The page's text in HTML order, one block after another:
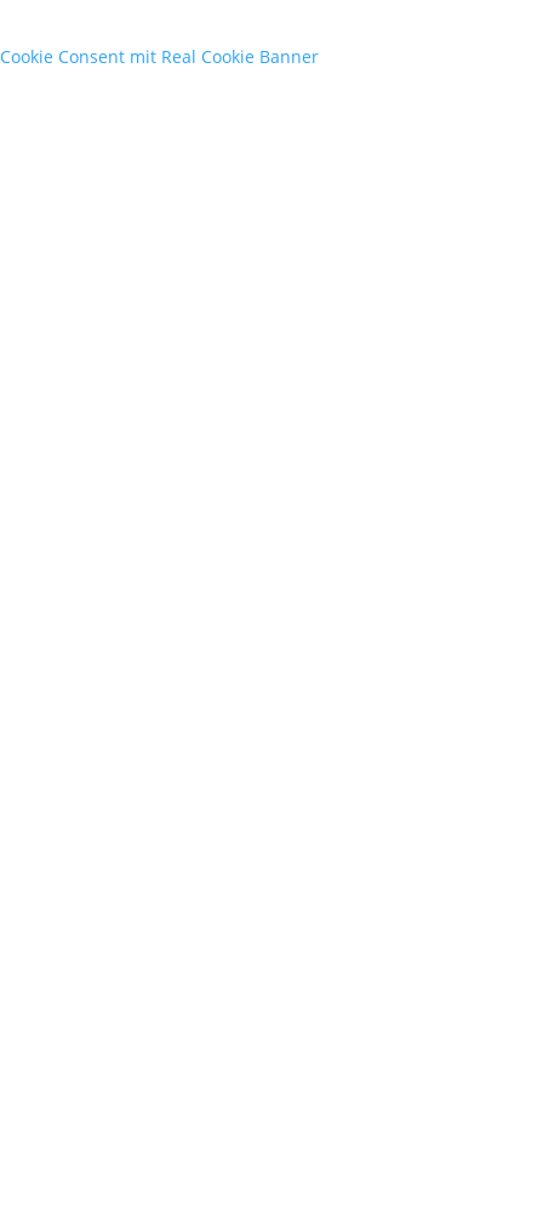
Cookie Consent mit Real Cookie Banner